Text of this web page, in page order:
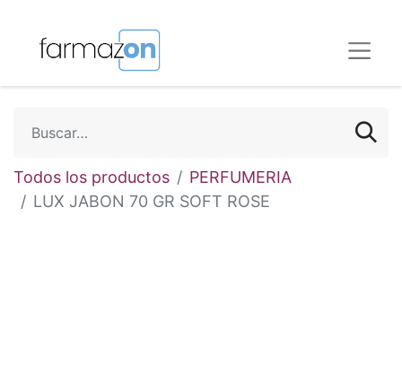
Todos los productos
PERFUMERIA
LUX JABON 70 GR SOFT ROSE